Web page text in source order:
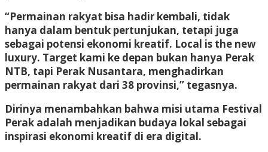
“Permainan rakyat bisa hadir kembali, tidak
hanya dalam bentuk pertunjukan, tetapi juga
sebagai potensi ekonomi kreatif. Local is the new
luxury. Target kami ke depan bukan hanya Perak
NTB, tapi Perak Nusantara, menghadirkan
permainan rakyat dari 38 provinsi,” tegasnya.
Dirinya menambahkan bahwa misi utama Festival
Perak adalah menjadikan budaya lokal sebagai
inspirasi ekonomi kreatif di era digital.